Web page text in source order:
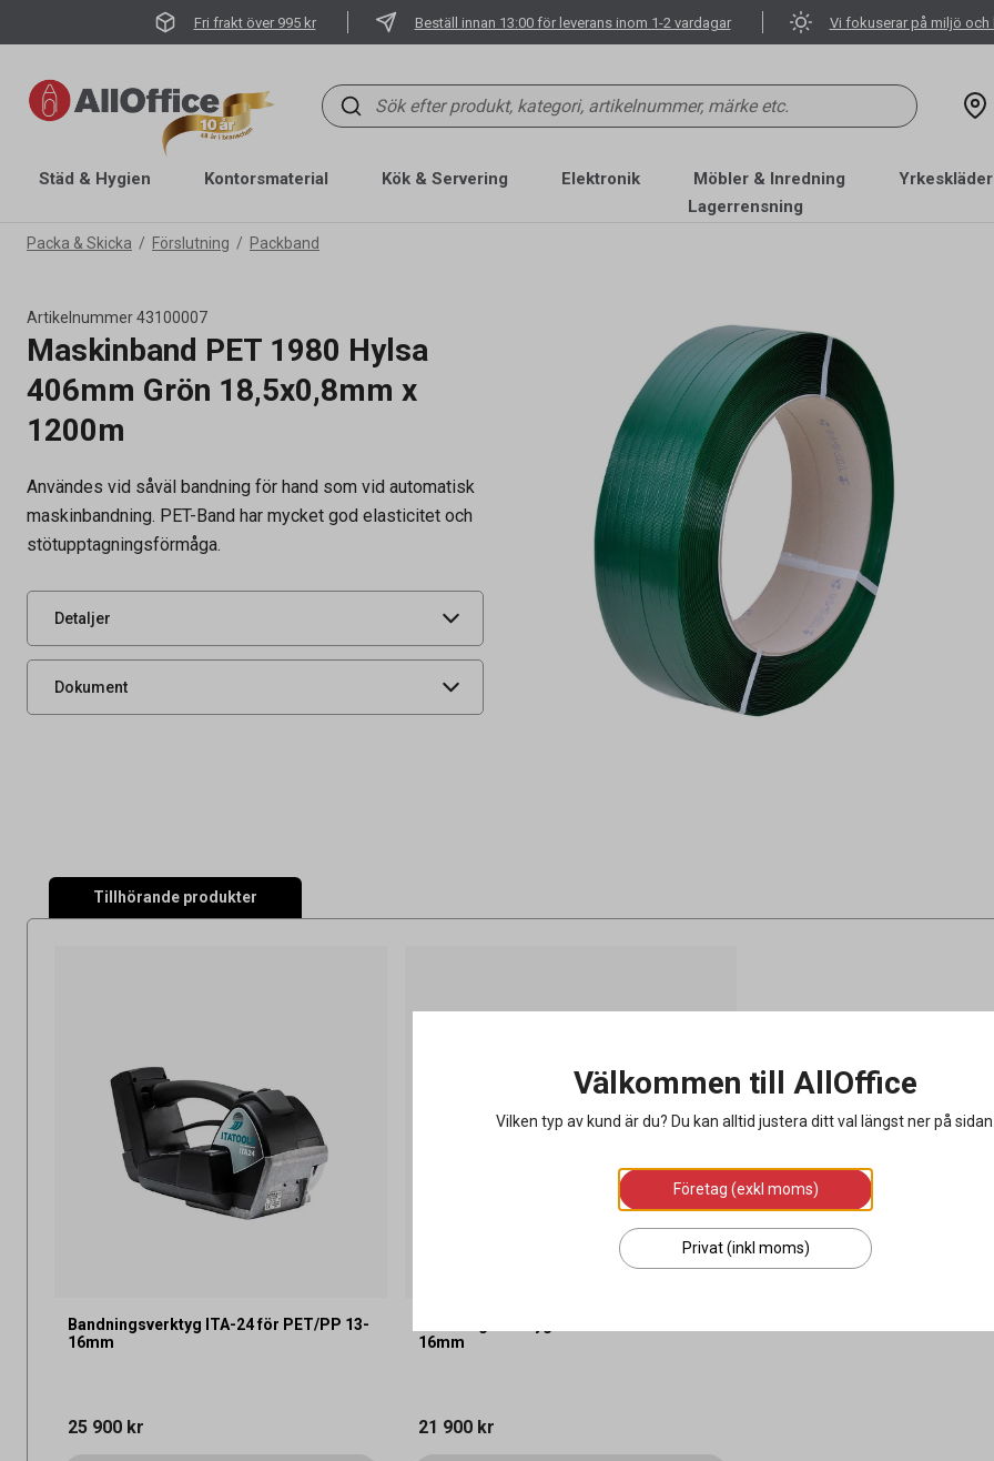
Fri frakt över 995 kr Beställ innan 13:00 för leverans inom 1-2 vardagar Vi fokuserar på miljö och
Städ & Hygien Kontorsmaterial Kök & Servering Elektronik Möbler & Inredning
Lagerrensning
Packa & Skicka Förslutning Packband
Artikelnummer43100007
Maskinband PET 1980 Hylsa
406mm Grön 18,5x0,8mm x
1200m
Användes vid såväl bandning för hand som vid automatisk
maskinbandning. PET-Band har mycket god elasticitet och
stötupptagningsförmåga.
Detaljer
Artikelnummer 43100007
Leverantörens
UNSPSC 24112500
Dokument
Produktdatablad
Tillhörande produkter
Bandningsverktyg ITA-24 för PET/PP 13-
16mm
25 900 kr
16mm
21 900 kr
Välkommen till AllOffice
Vilken typ av kund är du? Du kan alltid justera ditt val längst ner på
Företag (exkl moms)
Privat (inkl moms)